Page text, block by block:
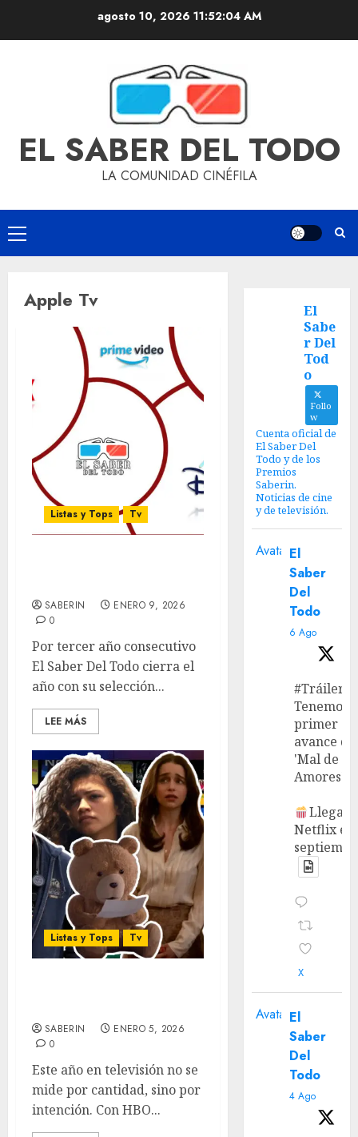
agosto 10, 2026 11:52:05 AM
EL SABER DEL TODO
LA COMUNIDAD CINÉFILA
Apple Tv
Listas y Tops Tv
SABERIN
ENERO 9, 2026
0
Por tercer año consecutivo
El Saber Del Todo cierra el
año con su selección...
LEE MÁS
Listas y Tops Tv
SABERIN
ENERO 5, 2026
0
Este año en televisión no se
mide por cantidad, sino por
intención. Con HBO...
El
Sabe
r Del
Tod
o
Follo
w
Cuenta oficial de
El Saber Del
Todo y de los
Premios
Saberin.
Noticias de cine
y de televisión.
Avatar El
Saber
Del
Todo
6 Ago
#Tráiler
Tenemos
primer
avance de
'Mal de
Amores'.
Llega a
Netflix en
X
Avatar El
Saber
Del
Todo
4 Ago